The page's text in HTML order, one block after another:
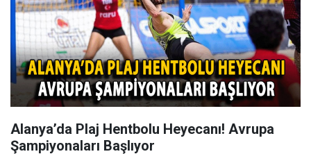
Alanya’da Plaj Hentbolu Heyecanı! Avrupa
Şampiyonaları Başlıyor